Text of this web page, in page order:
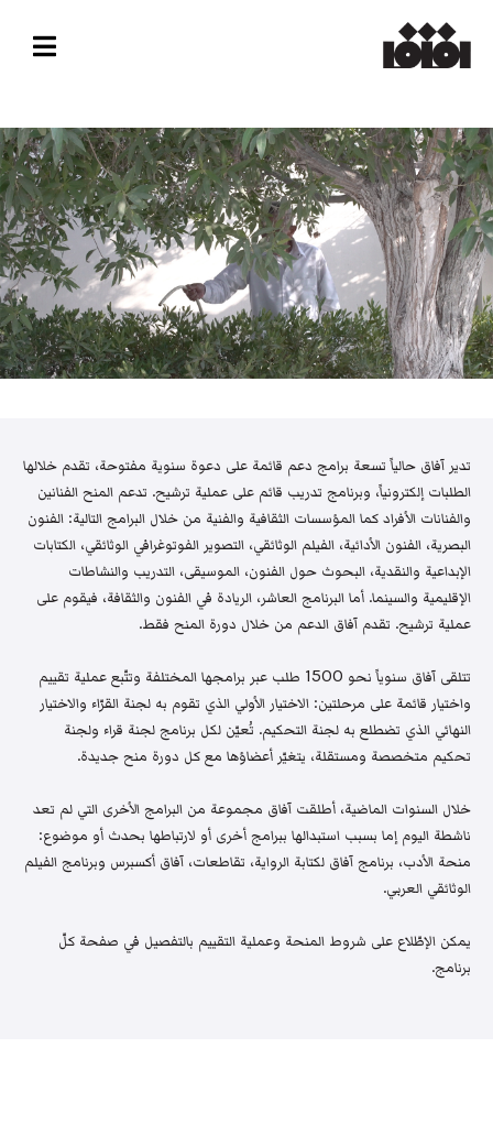
تدير آفاق حالياً تسعة برامج دعم قائمة على دعوة سنوية مفتوحة، تقدم خلالها
الطلبات إلكترونياً، وبرنامج تدريب قائم على عملية ترشيح. تدعم المنح الفنانين
والفنانات الأفراد كما المؤسسات الثقافية والفنية من خلال البرامج التالية: الفنون
البصرية، الفنون الأدائية، الفيلم الوثائقي، التصوير الفوتوغرافي الوثائقي، الكتابات
الإبداعية والنقدية، البحوث حول الفنون، الموسيقى، التدريب والنشاطات
الإقليمية والسينما. أما البرنامج العاشر، الريادة في الفنون والثقافة، فيقوم على
عملية ترشيح. تقدم آفاق الدعم من خلال دورة المنح فقط.
تتلقى آفاق سنوياً نحو 1500 طلب عبر برامجها المختلفة وتتّبع عملية تقييم
واختيار قائمة على مرحلتين: الاختيار الأولي الذي تقوم به لجنة القرّاء والاختيار
النهائي الذي تضطلع به لجنة التحكيم. تُعيّن لكل برنامج لجنة قراء ولجنة
تحكيم متخصصة ومستقلة، يتغيّر أعضاؤها مع كل دورة منح جديدة.
خلال السنوات الماضية، أطلقت آفاق مجموعة من البرامج الأخرى التي لم تعد
ناشطة اليوم إما بسبب استبدالها ببرامج أخرى أو لارتباطها بحدث أو موضوع:
منحة الأدب، برنامج آفاق لكتابة الرواية، تقاطعات، آفاق أكسبرس وبرنامج الفيلم
الوثائقي العربي.
يمكن الإطّلاع على شروط المنحة وعملية التقييم بالتفصيل في صفحة كلّ
برنامج.